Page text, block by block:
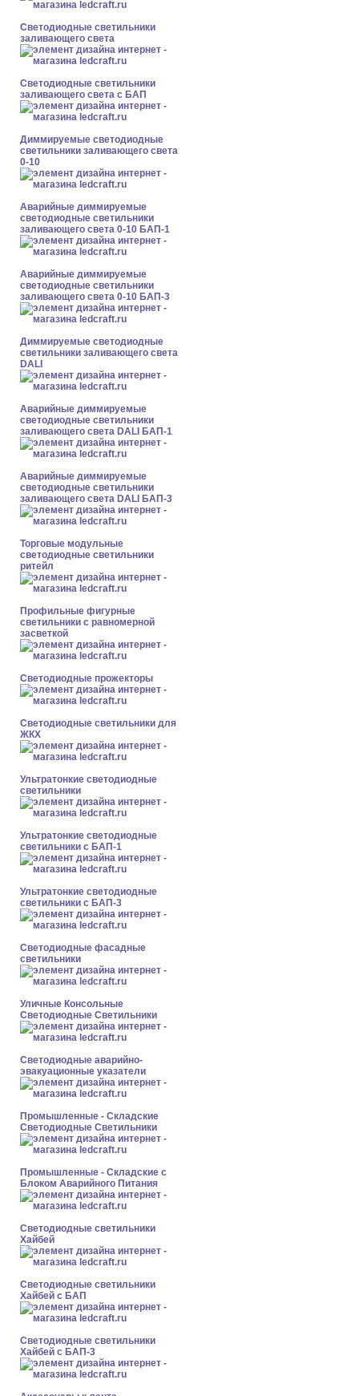
Светодиодные светильники
заливающего света
Светодиодные светильники
заливающего света с БАП
Диммируемые светодиодные
светильники заливающего света
0-10
Аварийные диммируемые
светодиодные светильники
заливающего света 0-10 БАП-1
Аварийные диммируемые
светодиодные светильники
заливающего света 0-10 БАП-3
Диммируемые светодиодные
светильники заливающего света
DALI
Аварийные диммируемые
светодиодные светильники
заливающего света DALI БАП-1
Аварийные диммируемые
светодиодные светильники
заливающего света DALI БАП-3
Торговые модульные
светодиодные светильники
ритейл
Профильные фигурные
светильники с равномерной
засветкой
Светодиодные прожекторы
Светодиодные светильники для
ЖКХ
Ультратонкие светодиодные
светильники
Ультратонкие светодиодные
светильники с БАП-1
Ультратонкие светодиодные
светильники с БАП-3
Светодиодные фасадные
светильники
Уличные Консольные
Светодиодные Светильники
Светодиодные аварийно-
эвакуационные указатели
Промышленные - Складские
Светодиодные Светильники
Промышленные - Складские с
Блоком Аварийного Питания
Светодиодные светильники
Хайбей
Светодиодные светильники
Хайбей с БАП
Светодиодные светильники
Хайбей с БАП-3